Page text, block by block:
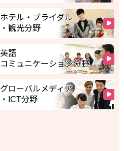
ホテル・ブライダル
・観光分野
英語
コミュニケーション分野
グローバルメディア
・ICT分野